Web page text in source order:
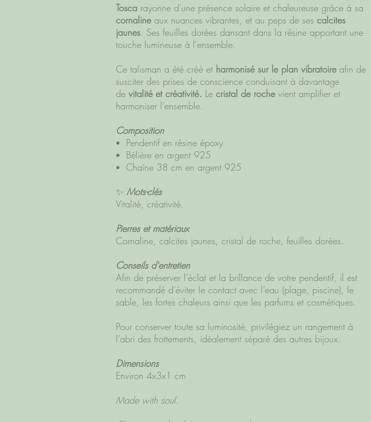
Tosca rayonne d'une présence solaire et chaleureuse grâce à sa
cornaline aux nuances vibrantes, et au peps de ses calcites
jaunes. Ses feuilles dorées dansant dans la résine apportant une
touche lumineuse à l'ensemble.
Ce talisman a été créé et harmonisé sur le plan vibratoire afin de
susciter des prises de conscience conduisant à davantage
de vitalité et créativité. Le cristal de roche vient amplifier et
harmoniser l'ensemble.
Composition
Pendentif en résine époxy
Bélière en argent 925
Chaîne 38 cm en argent 925
✨ Mots-clés
Vitalité, créativité.
Pierres et matériaux
Cornaline, calcites jaunes, cristal de roche, feuilles dorées.
Conseils d'entretien
Afin de préserver l’éclat et la brillance de votre pendentif, il est
recommandé d’éviter le contact avec l’eau (plage, piscine), le
sable, les fortes chaleurs ainsi que les parfums et cosmétiques.
Pour conserver toute sa luminosité, privilégiez un rangement à
l’abri des frottements, idéalement séparé des autres bijoux.
Dimensions
Environ 4x3x1 cm
Made with soul.